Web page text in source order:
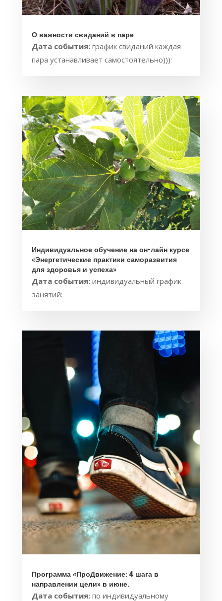
О важности свиданий в паре
Дата события: график свиданий каждая
пара устанавливает самостоятельно))):
Индивидуальное обучение на он-лайн курсе
«Энергетические практики саморазвития
для здоровья и успеха»
Дата события: индивидуальный график
занятий:
Программа «ПроДвижение: 4 шага в
направлении цели» в июне.
Дата события: по индивидуальному